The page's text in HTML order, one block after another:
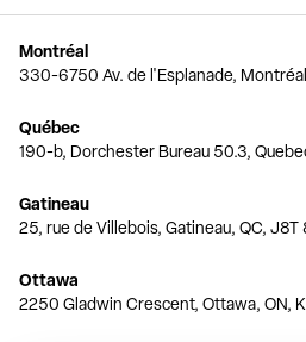
Montréal
330-6750 Av. de l'Esplanade,
Québec
190-b, Dorchester Bureau 50.3,
Gatineau
25, rue de Villebois, Gatineau, QC, J8T
Ottawa
2250 Gladwin Crescent, Ottawa, ON,